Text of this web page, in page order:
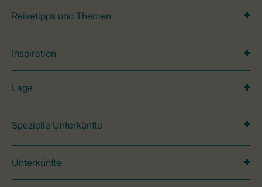
Reisetipps und Themen
Inspiration
Lage
Spezielle Unterkünfte
Unterkünfte